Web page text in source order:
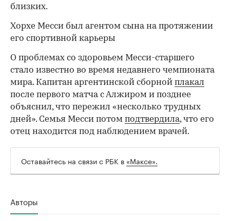
00:00 / 00:00
близких.
Хорхе Месси был агентом сына на протяжении
его спортивной карьеры
О проблемах со здоровьем Месси-старшего
стало известно во время недавнего чемпионата
мира. Капитан аргентинской сборной плакал
после первого матча с Алжиром и позднее
объяснил, что пережил «несколько трудных
дней». Семья Месси потом подтвердила, что его
отец находится под наблюдением врачей.
Оставайтесь на связи с РБК в «Максе».
Авторы